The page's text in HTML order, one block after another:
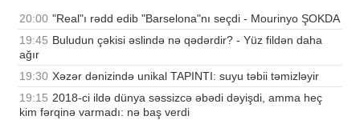
20:00 "Real"ı rədd edib "Barselona"nı seçdi - Mourinyo ŞOKDA
19:45 Buludun çəkisi əslində nə qədərdir? - Yüz fildən daha
ağır
19:30 Xəzər dənizində unikal TAPINTI: suyu təbii təmizləyir
19:15 2018-ci ildə dünya səssizcə əbədi dəyişdi, amma heç
kim fərqinə varmadı: nə baş verdi